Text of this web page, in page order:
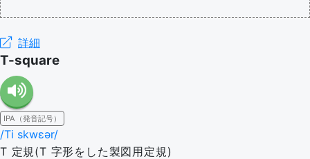
詳細
T-square
IPA（発音記号）
/Ti skwɛər/
T 定規(T 字形をした製図用定規)